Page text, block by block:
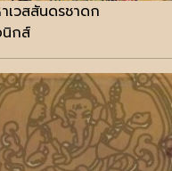
วสสันดรชาดก
นิกส์